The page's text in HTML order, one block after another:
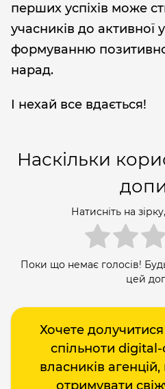
перших успіхів може
учасників до активної
формуванню
нарад.
І нехай все вдається!
Наскільки
Натисніть на
Поки що немає голосів!
цей
Хочете
спільноти digital-
власників
отримувати